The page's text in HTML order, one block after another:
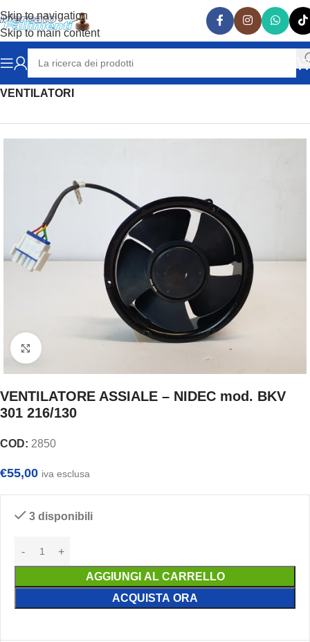
Skip to navigation
Skip to main content
Home RISCALDAMENTO & REFRIGERAZIONE
VENTILATORI
VENTILATORE ASSIALE – NIDEC mod. BKV
301 216/130
COD: 2850
€55,00 iva esclusa
3 disponibili
AGGIUNGI AL CARRELLO
ACQUISTA ORA